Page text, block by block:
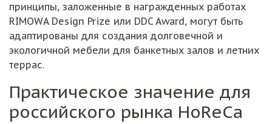
принципы, заложенные в награжденных работах
RIMOWA Design Prize или DDC Award, могут быть
адаптированы для создания долговечной и
экологичной мебели для банкетных залов и летних
террас.
Практическое значение для
российского рынка HoReCa